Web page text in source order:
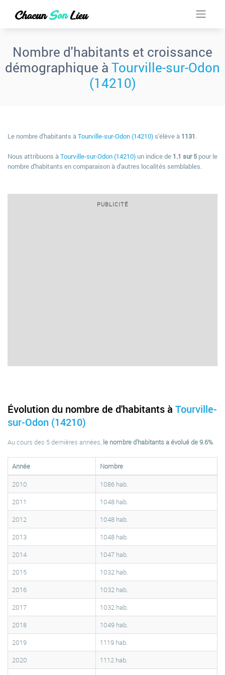
Nombre d'habitants et croissance
démographique à Tourville-sur-Odon
(14210)
Le nombre d'habitants àTourville-sur-Odon (14210) s'élève à 1131.
Nous attribuons àTourville-sur-Odon (14210) un indice de 1.1 sur 5 pour le
nombre d'habitants en comparaison à d'autres localités semblables.
PUBLICITÉ
Évolution du nombre de d'habitants à Tourville-
sur-Odon (14210)
Au cours des 5 dernières années, le nombre d'habitants a évolué de 9.6%.
Année
Nombre
2010
1086 hab.
2011
1048 hab.
2012
1048 hab.
2013
1048 hab.
2014
1047 hab.
2015
1032 hab.
2016
1032 hab.
2017
1032 hab.
2018
1049 hab.
2019
1119 hab.
2020
1112 hab.